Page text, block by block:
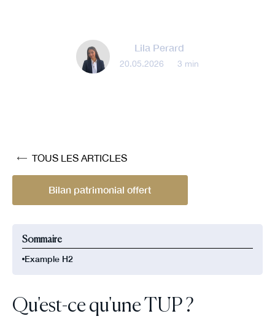
Lila Perard
20.05.2026 3 min
TOUS LES ARTICLES
Bilan patrimonial offert
Sommaire
Example H2
Qu'est-ce qu'une TUP ?